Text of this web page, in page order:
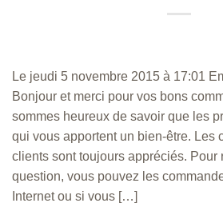
Le jeudi 5 novembre 2015 à 17:01
Bonjour et merci pour vos bons
sommes heureux de savoir que les
qui vous apportent un bien-être. Les
clients sont toujours appréciés. Pour
question, vous pouvez les
Internet ou si vous […]